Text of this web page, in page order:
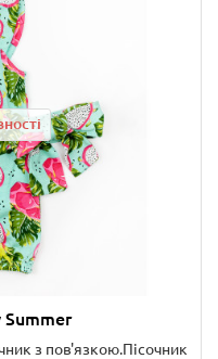
Summer
з пов'язкою.Пісочник